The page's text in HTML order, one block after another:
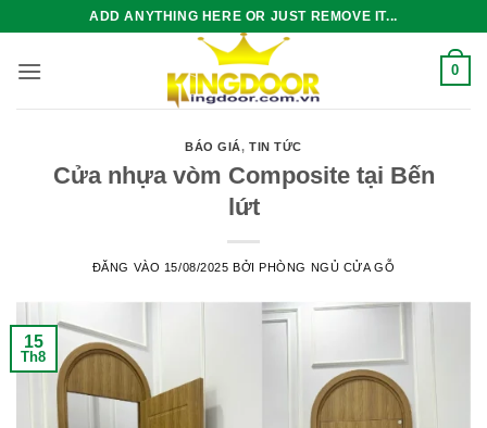
nội
ADD ANYTHING HERE OR JUST REMOVE IT...
0
BÁO GIÁ,TIN TỨC
Cửa nhựa vòm Composite tại Bến
lứt
ĐĂNG VÀO 15/08/2025 BỞIPHÒNG NGỦ CỬA GỖ
15
Th8